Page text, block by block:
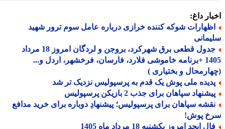
داغ:
شوکه کننده خرازی درباره عامل سوم ترور شهید
جدول قطعی برق شهرکرد، بروجن و لردگان امروز 18 مرداد
1405 +برنامه خاموشی فلارد، فارسان، فرخشهر، اردل و...
و بختیاری )
ملی پوش یک قدم به پرسپولیس نزدیک تر شد
سپاهان برای جذب 2 بازیکن پرسپولیس
سپاهان برای پرسپولیس؛ پیشنهادِ دوباره برای خرید مدافع
پوش!
ابجد امروز یکشنبه 18 مرداد ماه 1405